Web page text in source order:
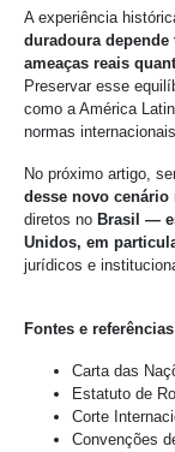
A experiência
duradoura
ameaças reais
Preservar esse
como a América
normas
No próximo artigo,
desse novo
diretos no Brasil —
Unidos, em
jurídicos e
Fontes e referências
Carta das
Estatuto de
Corte
Convenções